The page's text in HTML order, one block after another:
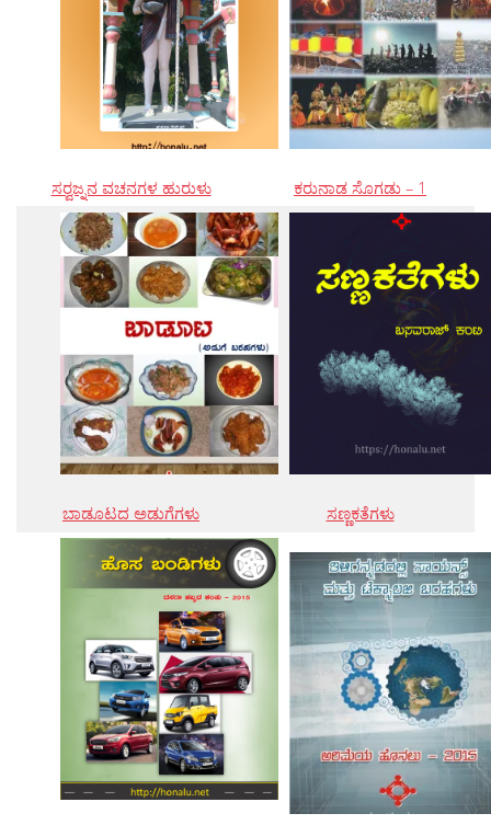
ಸರ‍್ವಜ್ನನ ವಚನಗಳ ಹುರುಳು ಕರುನಾಡ ಸೊಗಡು – 1
ಬಾಡೂಟದ ಅಡುಗೆಗಳು ಸಣ್ಣಕತೆಗಳು